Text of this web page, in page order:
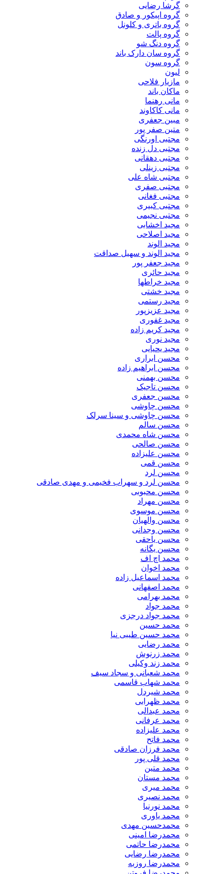
گرشا رضایی
گروه اپیکور و صادق
گروه باتری و کلونل
گروه پالت
گروه دنگ شو
گروه سان دارک باند
گروه سون
لیون
مازیار فلاحی
ماکان باند
مانی رهنما
مانی کاکاوند
مبین جعفری
متین صفر پور
مجتبی اورنگی
مجتبی دل زنده
مجتبی دهقانی
مجتبی زینلی
مجتبی شاه علی
مجتبی صفری
مجتبی فغانی
مجتبی کبیری
مجتبی نجیمی
مجید اخشابی
مجید اصلاحی
مجید الوند‎
مجید الوند و سهیل صداقت
مجید جعفر پور
مجید حائری
مجید خراطها
مجید خشتی
مجید رستمی
مجید عزیزپور
مجید غفوری
مجید کریم زاده
مجید نوری
مجید یحیایی
محسن ابراری
محسن ابراهیم زاده
محسن بهمنی
محسن تاجیک
محسن جعفری
محسن چاوشی
محسن چاوشی و سینا سرلک
محسن سالم
محسن شاه محمدی
محسن صالحی
محسن علیزاده
محسن قمی
محسن لرد
محسن لرد و سهراب فخیمی و مهدی صادقی
محسن محبوبی
محسن مهراد
محسن موسوی
محسن والهیان
محسن وجدانی
محسن یاحقی
محسن یگانه
محمد اچ اف
محمد اخوان
محمد اسماعیل زاده
محمد اصفهانی
محمد بهرامی
محمد جواد
محمد جواد درجزی
محمد حسین
محمد حسین طیبی نیا
محمد رضایی
محمد زرنوش
محمد زند وکیلی
محمد شعبانی و سجاد سیف
محمد شهاب قاسمی
​محمد شیردل
محمد ظهرابی
محمد عبدالی
محمد عرفانی
محمد علیزاده
محمد فاتح
محمد فرزان صادقی
محمد قلی پور
محمد متین
محمد مستان
محمد میری
محمد نصیری
محمد نورنیا
محمد یاوری
محمدحسین مهدی
محمدرضا امینی
محمدرضا حاتمی
محمدرضا رضایی
محمدرضا روزبه